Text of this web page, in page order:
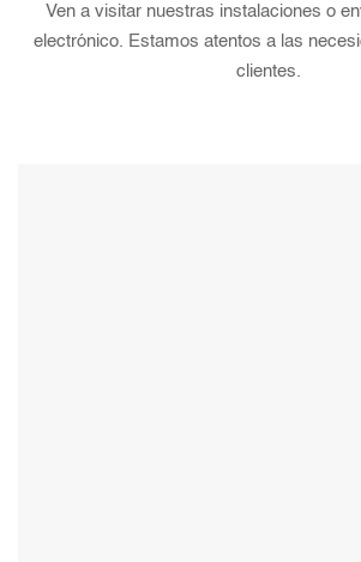
Ven a visitar nuestras instalaciones o
electrónico. Estamos atentos a las
clientes.